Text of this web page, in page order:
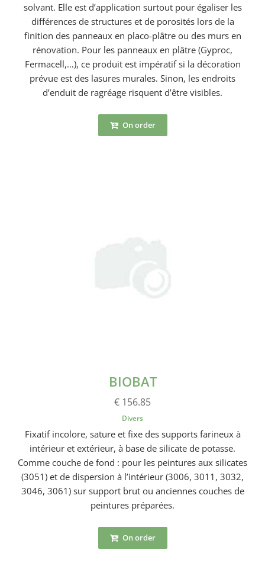
solvant. Elle est d’application surtout pour égaliser les
différences de structures et de porosités lors de la
finition des panneaux en placo-plâtre ou des murs en
rénovation. Pour les panneaux en plâtre (Gyproc,
Fermacell,…), ce produit est impératif si la décoration
prévue est des lasures murales. Sinon, les endroits
d’enduit de ragréage risquent d’être visibles.
On order
BIOBAT
€ 156.85
Divers
Fixatif incolore, sature et fixe des supports farineux à
intérieur et extérieur, à base de silicate de potasse.
Comme couche de fond : pour les peintures aux silicates
(3051) et de dispersion à l’intérieur (3006, 3011, 3032,
3046, 3061) sur support brut ou anciennes couches de
peintures préparées.
On order